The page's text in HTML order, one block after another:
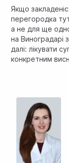
Якщо
перегородка
а не для ще
на Виноградарі
далі: лікувати
конкретним